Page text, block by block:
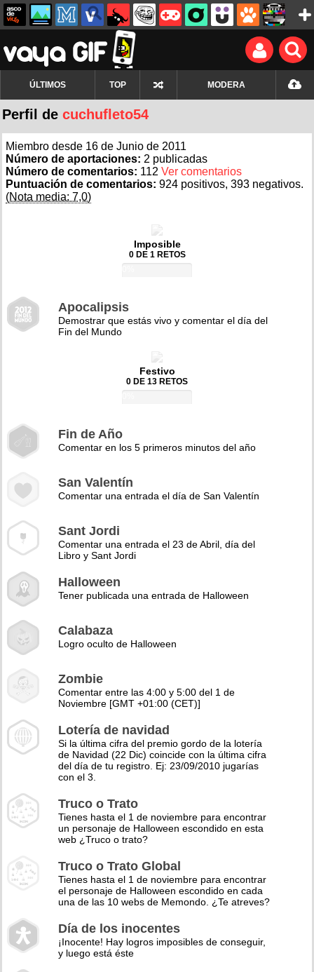
ÚLTIMOS TOP MODERA
Perfil de cuchufleto54
Miembro desde 16 de Junio de 2011
Número de aportaciones: 2 publicadas
Número de comentarios: 112 Ver comentarios
Puntuación de comentarios: 924 positivos, 393 negativos.
(Nota media: 7,0)
Imposible
0 DE 1 RETOS
Apocalipsis
Demostrar que estás vivo y comentar el día del
Fin del Mundo
Festivo
0 DE 13 RETOS
Fin de Año
Comentar en los 5 primeros minutos del año
San Valentín
Comentar una entrada el día de San Valentín
Sant Jordi
Comentar una entrada el 23 de Abril, día del
Libro y Sant Jordi
Halloween
Tener publicada una entrada de Halloween
Calabaza
Logro oculto de Halloween
Zombie
Comentar entre las 4:00 y 5:00 del 1 de
Noviembre [GMT +01:00 (CET)]
Lotería de navidad
Si la última cifra del premio gordo de la lotería
de Navidad (22 Dic) coincide con la última cifra
del día de tu registro. Ej: 23/09/2010 jugarías
con el 3.
Truco o Trato
Tienes hasta el 1 de noviembre para encontrar
un personaje de Halloween escondido en esta
web ¿Truco o trato?
Truco o Trato Global
Tienes hasta el 1 de noviembre para encontrar
el personaje de Halloween escondido en cada
una de las 10 webs de Memondo. ¿Te atreves?
Día de los inocentes
¡Inocente! Hay logros imposibles de conseguir,
y luego está éste